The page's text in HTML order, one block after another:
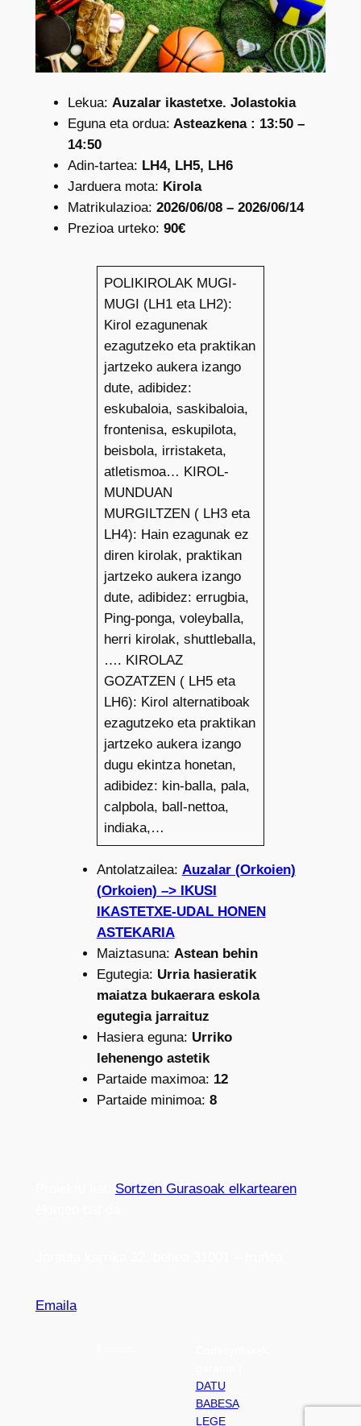
Lekua: Auzalar ikastetxe. Jolastokia
Eguna eta ordua: Asteazkena : 13:50 –
14:50
Adin-tartea: LH4, LH5, LH6
Jarduera mota: Kirola
Matrikulazioa: 2026/06/08 – 2026/06/14
Prezioa urteko: 90€
POLIKIROLAK MUGI-
MUGI (LH1 eta LH2):
Kirol ezagunenak
ezagutzeko eta praktikan
jartzeko aukera izango
dute, adibidez:
eskubaloia, saskibaloia,
frontenisa, eskupilota,
beisbola, irristaketa,
atletismoa… KIROL-
MUNDUAN
MURGILTZEN ( LH3 eta
LH4): Hain ezagunak ez
diren kirolak, praktikan
jartzeko aukera izango
dute, adibidez: errugbia,
Ping-ponga, voleyballa,
herri kirolak, shuttleballa,
…. KIROLAZ
GOZATZEN ( LH5 eta
LH6): Kirol alternatiboak
ezagutzeko eta praktikan
jartzeko aukera izango
dugu ekintza honetan,
adibidez: kin-balla, pala,
calpbola, ball-nettoa,
indiaka,…
Antolatzailea: Auzalar (Orkoien)
(Orkoien) –> IKUSI
IKASTETXE-UDAL HONEN
ASTEKARIA
Maiztasuna: Astean behin
Egutegia: Urria hasieratik
maiatza bukaerara eskola
egutegia jarraituz
Hasiera eguna: Urriko
lehenengo astetik
Partaide maximoa: 12
Partaide minimoa: 8
Sortzen Gurasoak elkartearen
Emaila
DATU
BABESA|
LEGE